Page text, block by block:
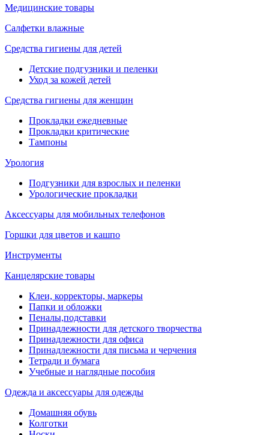
Медицинские товары
Салфетки влажные
Средства гигиены для детей
Детские подгузники и пеленки
Уход за кожей детей
Средства гигиены для женщин
Прокладки ежедневные
Прокладки критические
Тампоны
Урология
Подгузники для взрослых и пеленки
Урологические прокладки
Аксессуары для мобильных телефонов
Горшки для цветов и кашпо
Инструменты
Канцелярские товары
Клеи, корректоры, маркеры
Папки и обложки
Пеналы,подставки
Принадлежности для детского творчества
Принадлежности для офиса
Принадлежности для письма и черчения
Тетради и бумага
Учебные и наглядные пособия
Одежда и аксессуары для одежды
Домашняя обувь
Колготки